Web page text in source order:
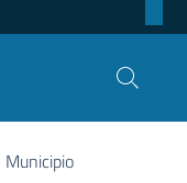
Municipio